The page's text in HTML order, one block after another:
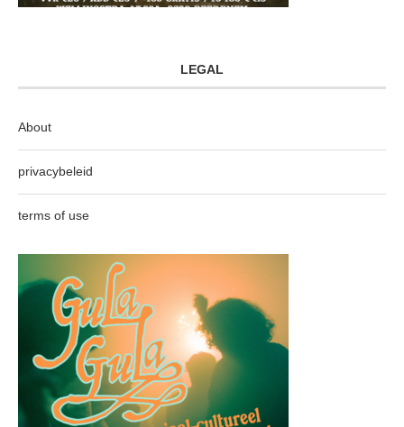
LEGAL
About
privacybeleid
terms of use